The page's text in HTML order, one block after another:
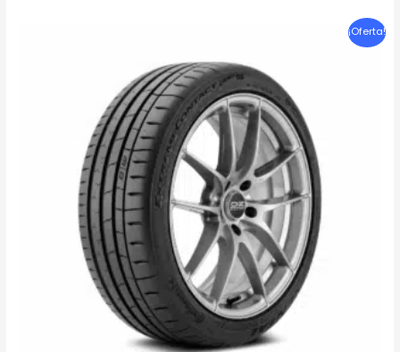
¡Oferta!
original
era:
$293.542.
actual
es:
$249.510.